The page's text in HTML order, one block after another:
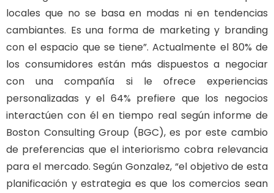
locales que no se basa en modas ni en tendencias
cambiantes. Es una forma de marketing y branding
con el espacio que se tiene”. Actualmente el 80% de
los consumidores están más dispuestos a negociar
con una compañía si le ofrece experiencias
personalizadas y el 64% prefiere que los negocios
interactúen con él en tiempo real según informe de
Boston Consulting Group (BGC), es por este cambio
de preferencias que el interiorismo cobra relevancia
para el mercado. Según Gonzalez, “el objetivo de esta
planificación y estrategia es que los comercios sean